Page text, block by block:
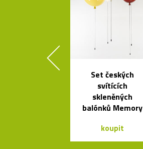
Set českých
svítících
skleněných
balónků Memory
koupit